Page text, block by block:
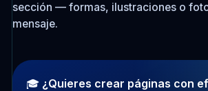
sección — formas, ilustraciones o
mensaje.
🎓 ¿Quieres crear páginas con